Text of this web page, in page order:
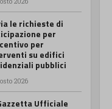
le richieste di
per
per
su edifici
pubblici
2026
Ufficiale